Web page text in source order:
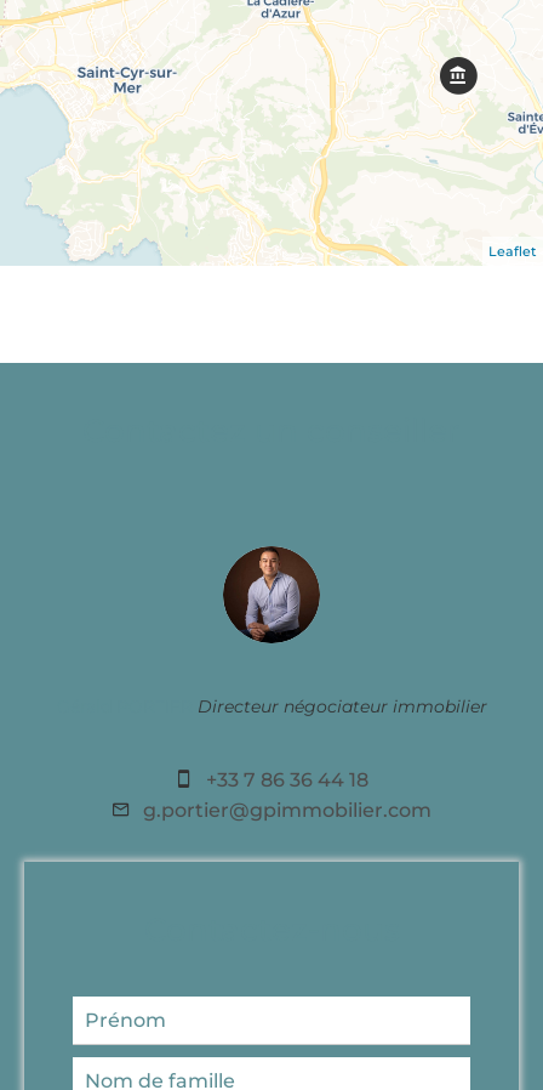
Leaflet
Directeur négociateur immobilier
+33 7 86 36 44 18
g.portier@gpimmobilier.com